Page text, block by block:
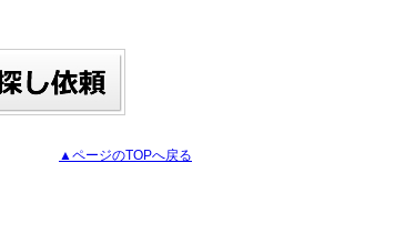
▲ページのTOPへ戻る